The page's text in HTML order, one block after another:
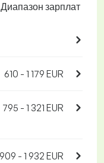
Диапазон зарплат
610 - 1 179 EUR
795 - 1 321 EUR
909 - 1 932 EUR